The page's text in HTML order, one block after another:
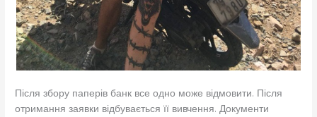
Після збору паперів банк все одно може відмовити. Після
отримання заявки відбувається її вивчення. Документи